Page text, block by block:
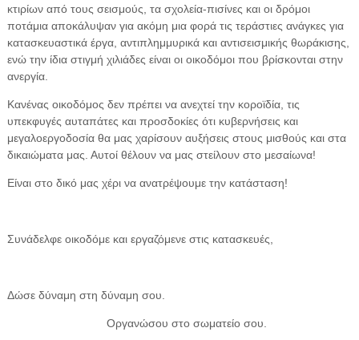
κτιρίων από τους σεισμούς, τα σχολεία-πισίνες και οι δρόμοι
ποτάμια αποκάλυψαν για ακόμη μια φορά τις τεράστιες ανάγκες για
κατασκευαστικά έργα, αντιπλημμυρικά και αντισεισμικής θωράκισης,
ενώ την ίδια στιγμή χιλιάδες είναι οι οικοδόμοι που βρίσκονται στην
ανεργία.
Κανένας οικοδόμος δεν πρέπει να ανεχτεί την κοροϊδία, τις
υπεκφυγές αυταπάτες και προσδοκίες ότι κυβερνήσεις και
μεγαλοεργοδοσία θα μας χαρίσουν αυξήσεις στους μισθούς και στα
δικαιώματα μας. Αυτοί θέλουν να μας στείλουν στο μεσαίωνα!
Είναι στο δικό μας χέρι να ανατρέψουμε την κατάσταση!
Συνάδελφε οικοδόμε και εργαζόμενε στις κατασκευές,
Δώσε δύναμη στη δύναμη σου.
Οργανώσου στο σωματείο σου.